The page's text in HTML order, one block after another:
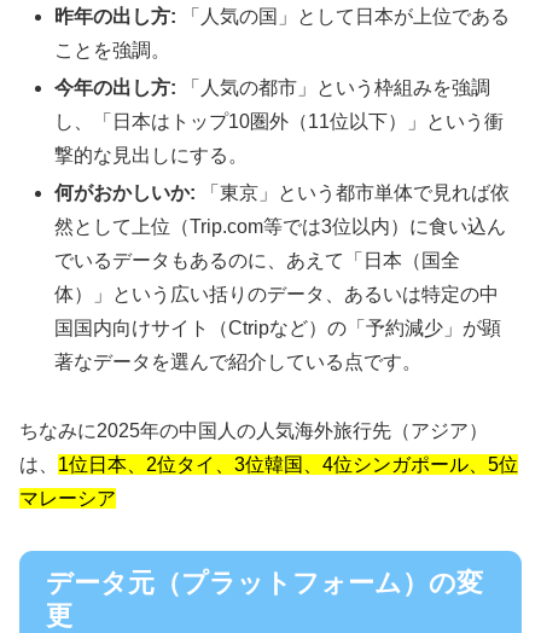
昨年の出し方: 「人気の国」として日本が上位である
ことを強調。
今年の出し方: 「人気の都市」という枠組みを強調
し、「日本はトップ10圏外（11位以下）」という衝
撃的な見出しにする。
何がおかしいか: 「東京」という都市単体で見れば依
然として上位（Trip.com等では3位以内）に食い込ん
でいるデータもあるのに、あえて「日本（国全
体）」という広い括りのデータ、あるいは特定の中
国国内向けサイト（Ctripなど）の「予約減少」が顕
著なデータを選んで紹介している点です。
ちなみに2025年の中国人の人気海外旅行先（アジア）
は、 1位日本、2位タイ、3位韓国、4位シンガポール、5位
マレーシア
データ元（プラットフォーム）の変
更